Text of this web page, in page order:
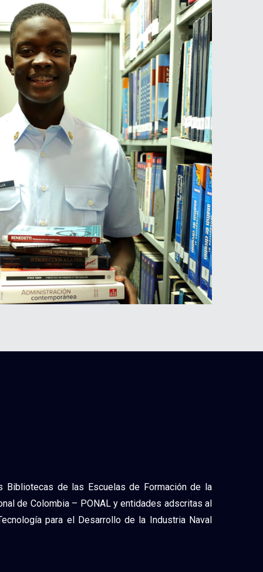
de las Escuelas de Formación de la
de Colombia – PONAL y entidades adscritas al
para el Desarrollo de la Industria Naval